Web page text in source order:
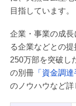
目指しています。
企業・事業の成
る企業などとの
250万部を突破し
の別冊 「資金調達
のノウハウなど詳